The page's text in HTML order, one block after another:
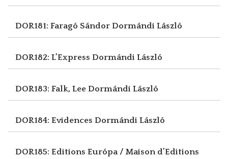
DOR181: Faragó Sándor Dormándi László
DOR182: L’Express Dormándi László
DOR183: Falk, Lee Dormándi László
DOR184: Evidences Dormándi László
DOR185: Editions Európa / Maison d’Editions